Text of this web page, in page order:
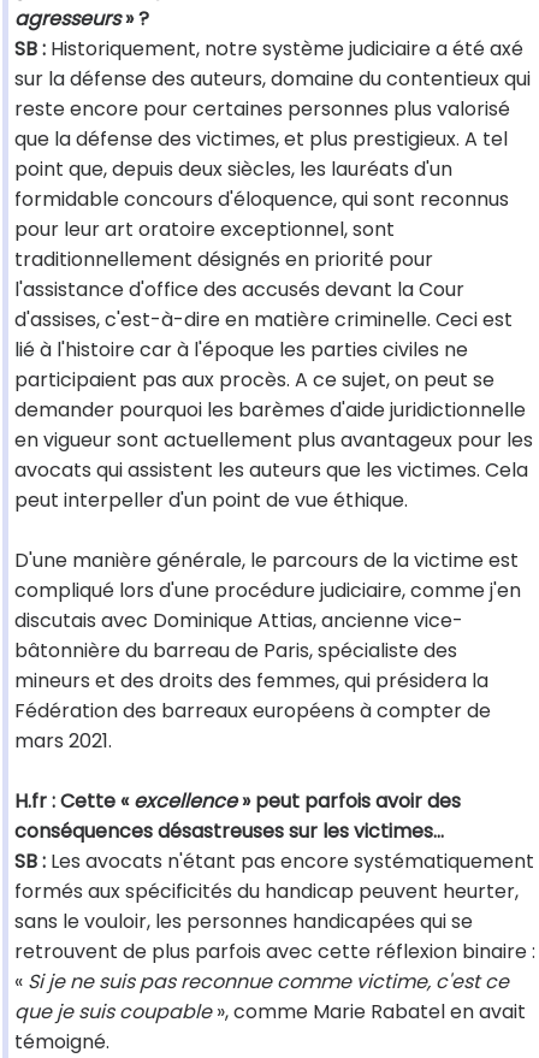
agresseurs» ?
SB : Historiquement, notre système judiciaire a été axé
sur la défense des auteurs, domaine du contentieux qui
reste encore pour certaines personnes plus valorisé
que la défense des victimes, et plus prestigieux. A tel
point que, depuis deux siècles, les lauréats d'un
formidable concours d'éloquence, qui sont reconnus
pour leur art oratoire exceptionnel, sont
traditionnellement désignés en priorité pour
l'assistance d'office des accusés devant la Cour
d'assises, c'est-à-dire en matière criminelle. Ceci est
lié à l'histoire car à l'époque les parties civiles ne
participaient pas aux procès. A ce sujet, on peut se
demander pourquoi les barèmes d'aide juridictionnelle
en vigueur sont actuellement plus avantageux pour les
avocats qui assistent les auteurs que les victimes. Cela
peut interpeller d'un point de vue éthique.
D'une manière générale, le parcours de la victime est
compliqué lors d'une procédure judiciaire, comme j'en
discutais avec Dominique Attias, ancienne vice-
bâtonnière du barreau de Paris, spécialiste des
mineurs et des droits des femmes, qui présidera la
Fédération des barreaux européens à compter de
mars 2021.
H.fr : Cette «excellence» peut parfois avoir des
conséquences désastreuses sur les victimes…
SB : Les avocats n'étant pas encore systématiquement
formés aux spécificités du handicap peuvent heurter,
sans le vouloir, les personnes handicapées qui se
retrouvent de plus parfois avec cette réflexion binaire :
« Si je ne suis pas reconnue comme victime, c'est ce
que je suis coupable», comme Marie Rabatel en avait
témoigné.